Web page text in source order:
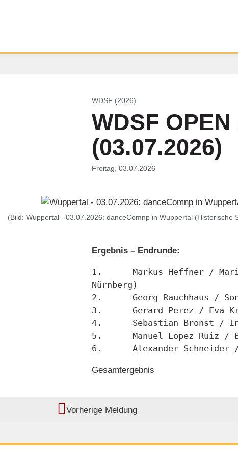
WDSF (2026)
WDSF
(03.07.2026)
Freitag, 03.07.2026
(Bild: Wuppertal - 03.07.2026: danceComnp in Wuppertal
Ergebnis – Endrunde:
1.	Markus Heffner / Marina Scharin-Mehlmann (TSC Rot-Gold-Casino
Nürnberg)
2.	Georg Rauchhaus /
3.	Gerard Perez /
4.	Sebastian Bronst /
6.	Alexander
Gesamtergebnis
Vorherige Meldung